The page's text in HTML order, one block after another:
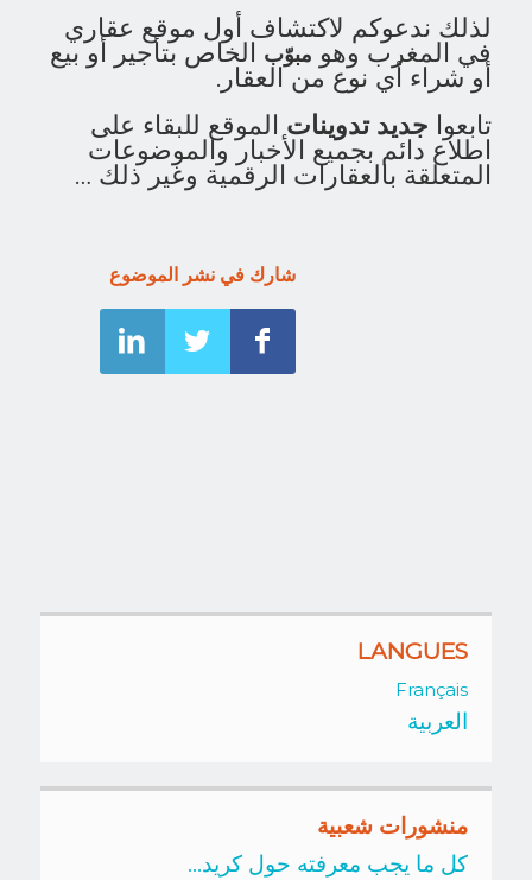
لذلك ندعوكم لاكتشاف أول موقع عقاري
في المغرب وهو مبوّب الخاص بتأجير أو بيع
أو شراء أي نوع من العقار.
تابعوا جديد تدوينات الموقع للبقاء على
اطلاع دائم بجميع الأخبار والموضوعات
المتعلقة بالعقارات الرقمية وغير ذلك …
شارك في نشر الموضوع
LANGUES
Français
العربية
منشورات شعبية
كل ما يجب معرفته حول كريد...